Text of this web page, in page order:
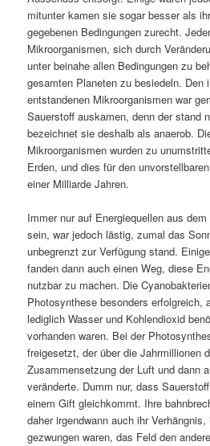
mitunter kamen sie sogar besser als
gegebenen Bedingungen zurecht.
Mikroorganismen, sich durch
unter beinahe allen Bedingungen zu
gesamten Planeten zu besiedeln. Den
entstandenen Mikroorganismen war
Sauerstoff auskamen, denn der stand
bezeichnet sie deshalb als anaerob.
Mikroorganismen wurden zu
Erden, und dies für den
einer Milliarde Jahren.
Immer nur auf Energiequellen aus
sein, war jedoch lästig, zumal das
unbegrenzt zur Verfügung stand.
fanden dann auch einen Weg, diese
nutzbar zu machen. Die
Photosynthese besonders erfolgreich,
lediglich Wasser und Kohlendioxid
vorhanden waren. Bei der
freigesetzt, der über die Jahrmillionen
Zusammensetzung der Luft und dann
veränderte. Dumm nur, dass
einem Gift gleichkommt. Ihre
daher irgendwann auch ihr
gezwungen waren, das Feld den